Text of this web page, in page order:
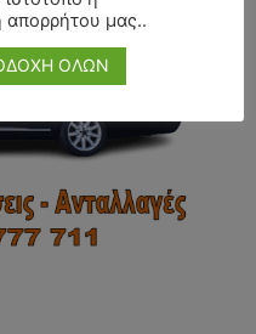
απορρήτου μας..
ΟΛΩΝ